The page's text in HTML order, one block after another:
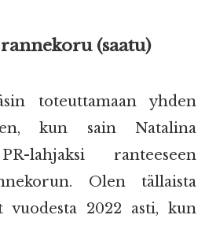
(saatu)
toteuttamaan yhden
kun sain Natalina
lahjaksi ranteeseen
Olen tällaista
vuodesta 2022 asti, kun